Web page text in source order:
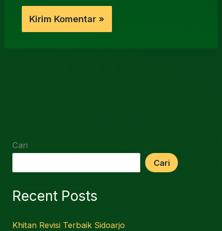
Cari
Cari
Recent Posts
Khitan Revisi Terbaik Sidoarjo